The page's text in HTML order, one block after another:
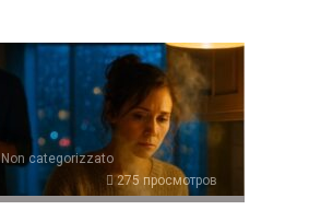
Non categorizzato
275 просмотров